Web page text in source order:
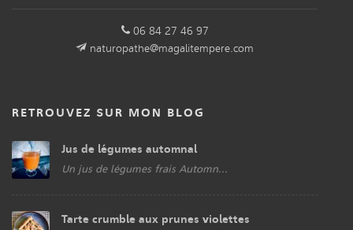
06 84 27 46 97
naturopathe@magalitempere.com
RETROUVEZ SUR MON BLOG
Jus de légumes automnal
Un jus de légumes frais Automn...
Tarte crumble aux prunes violettes